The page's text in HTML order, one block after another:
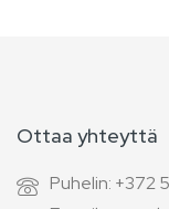
Ottaa yhteyttä
Puhelin: +372